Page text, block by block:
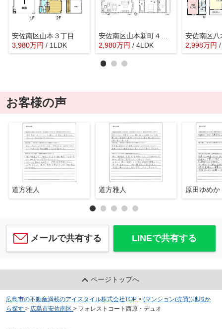
安佐南区山本３丁目
3,980万円 / 1LDK
2,980万円 / 4LDK
安佐南区八
2,998万円
お客様の声
道方雅人 道方雅人 原田ゆめか
メールで共有する LINEで共有する
ページトップへ
広島市の不動産満載のアイスタイル株式会社TOP > (マンション(売買))地域か
ら探す > 広島市安佐南区 > フォレストコート西原・デュオ